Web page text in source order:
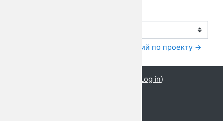
Примеры заданий по проекту →
Log in)